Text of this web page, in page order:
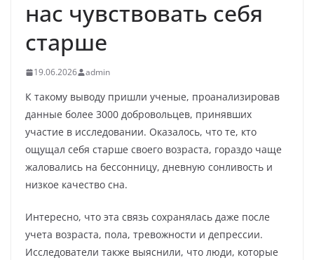
нас чувствовать себя
старше
19.06.2026 admin
К такому выводу пришли ученые, проанализировав
данные более 3000 добровольцев, принявших
участие в исследовании. Оказалось, что те, кто
ощущал себя старше своего возраста, гораздо чаще
жаловались на бессонницу, дневную сонливость и
низкое качество сна.
Интересно, что эта связь сохранялась даже после
учета возраста, пола, тревожности и депрессии.
Исследователи также выяснили, что люди, которые